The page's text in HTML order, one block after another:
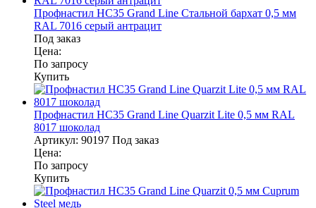
Профнастил НС35 Grand Line Стальной бархат 0,5 мм
RAL 7016 серый антрацит
Под заказ
Цена:
По запросу
Купить
Профнастил НС35 Grand Line Quarzit Lite 0,5 мм RAL
8017 шоколад
Артикул: 90197 Под заказ
Цена:
По запросу
Купить